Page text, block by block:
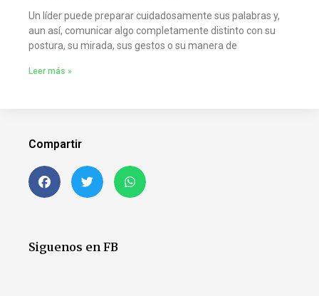
Un líder puede preparar cuidadosamente sus palabras y,
aun así, comunicar algo completamente distinto con su
postura, su mirada, sus gestos o su manera de
Leer más »
Compartir
Siguenos en FB